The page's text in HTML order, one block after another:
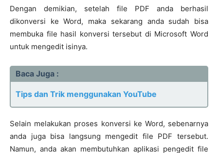
Dengan demikian, setelah file PDF anda berhasil
dikonversi ke Word, maka sekarang anda sudah bisa
membuka file hasil konversi tersebut di Microsoft Word
untuk mengedit isinya.
Baca Juga :
Tips dan Trik menggunakan YouTube
Selain melakukan proses konversi ke Word, sebenarnya
anda juga bisa langsung mengedit file PDF tersebut.
Namun, anda akan membutuhkan aplikasi pengedit file